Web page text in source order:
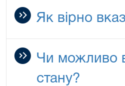
Як вірно
Чи можливо
стану?